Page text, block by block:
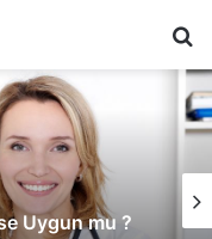
...
Uygun mu ?